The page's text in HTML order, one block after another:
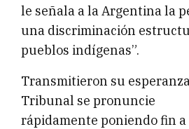
le señala a la Argentina la
una discriminación
pueblos indígenas”.
Transmitieron su
Tribunal se pronuncie
rápidamente poniendo fin